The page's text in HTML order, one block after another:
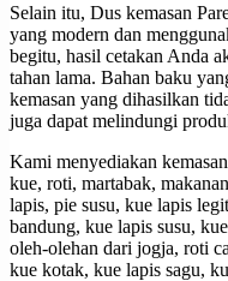
Selain itu, Dus kemasan
yang modern dan
begitu, hasil cetakan Anda
tahan lama. Bahan baku
kemasan yang dihasilkan
juga dapat melindungi
Kami menyediakan
kue, roti, martabak,
lapis, pie susu, kue lapis
bandung, kue lapis susu,
oleh-olehan dari jogja, roti
kue kotak, kue lapis sagu,